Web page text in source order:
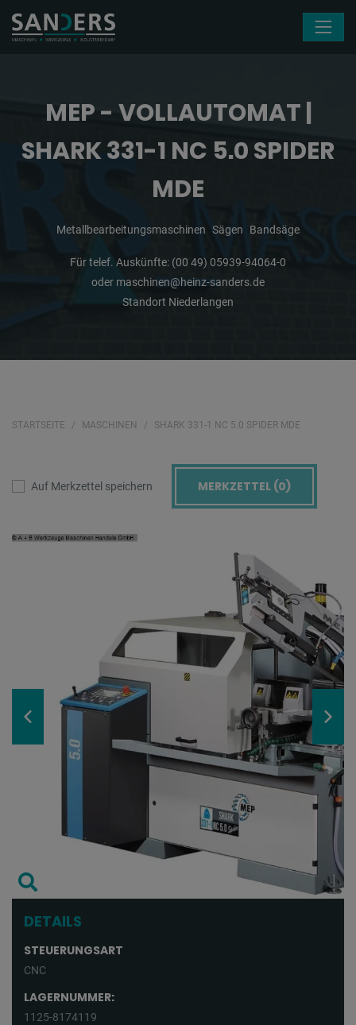
MEP - VOLLAUTOMAT |
SHARK 331-1 NC 5.0 SPIDER
MDE
Metallbearbeitungsmaschinen Sägen Bandsäge
Für telef. Auskünfte: (00 49) 05939-94064-0
oder maschinen@heinz-sanders.de
Standort Niederlangen
STARTSEITE MASCHINEN SHARK 331-1 NC 5.0 SPIDER MDE
Auf Merkzettel speichern MERKZETTEL (0)
DETAILS
STEUERUNGSART
CNC
LAGERNUMMER:
1125-8174119